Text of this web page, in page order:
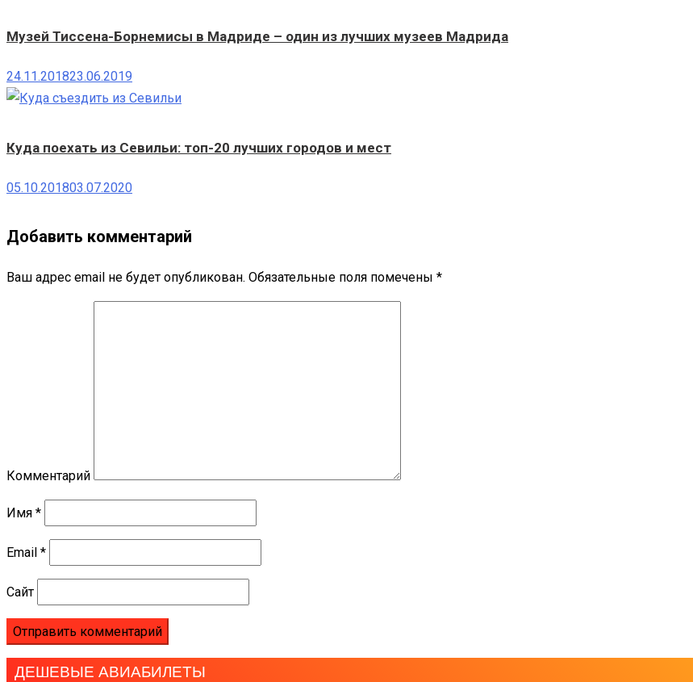
Музей Тиссена-Борнемисы в Мадриде – один из лучших музеев Мадрида
24.11.201823.06.2019
Куда поехать из Севильи: топ-20 лучших городов и мест
05.10.201803.07.2020
Добавить комментарий
Ваш адрес email не будет опубликован. Обязательные поля помечены *
Комментарий
Имя *
Email *
Сайт
ДЕШЕВЫЕ АВИАБИЛЕТЫ